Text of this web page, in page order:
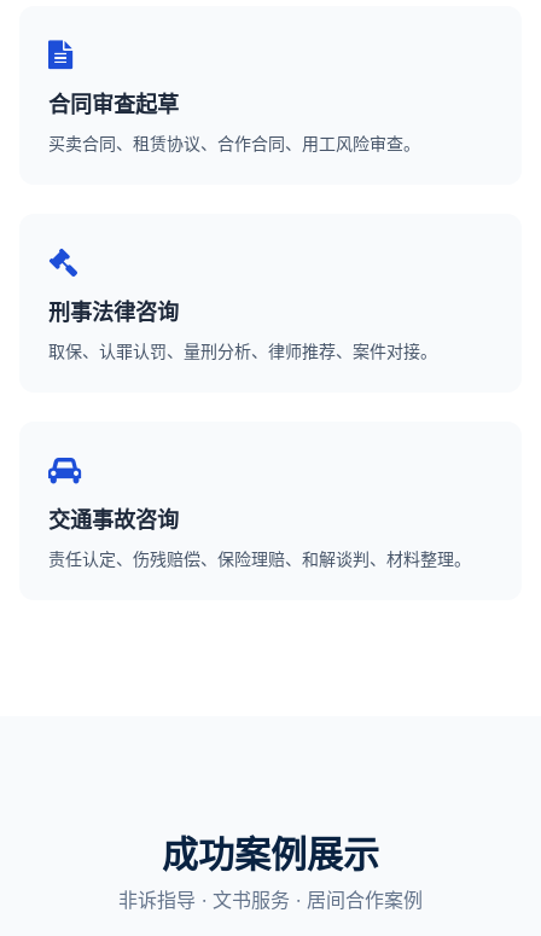
合同审查起草
买卖合同、租赁协议、合作合同、用工风险审查。
刑事法律咨询
取保、认罪认罚、量刑分析、律师推荐、案件对接。
交通事故咨询
责任认定、伤残赔偿、保险理赔、和解谈判、材料整理。
成功案例展示
非诉指导 · 文书服务 · 居间合作案例